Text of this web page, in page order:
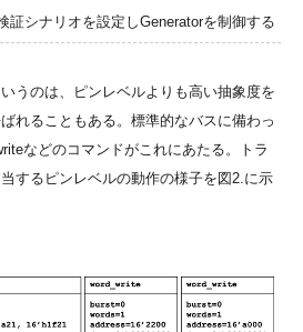
証シナリオを設定しGeneratorを制御する
うのは、ピンレベルよりも高い抽象度を
れることもある。標準的なバスに備わっ
などのコマンドがこれにあたる。トラ
するピンレベルの動作の様子を図2.に示